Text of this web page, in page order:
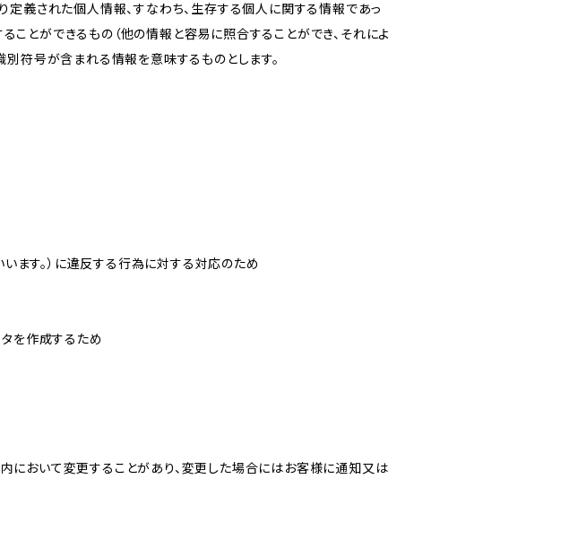
義された個人情報、すなわち、生存する個人に関する情報であっ
とができるもの（他の情報と容易に照合することができ、それによ
別符号が含まれる情報を意味するものとします。
います。）に違反する行為に対する対応のため
を作成するため
において変更することがあり、変更した場合にはお客様に通知又は